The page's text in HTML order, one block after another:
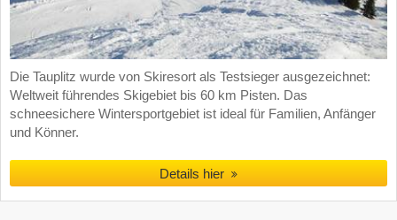
Die Tauplitz wurde von Skiresort als Testsieger ausgezeichnet:
Weltweit führendes Skigebiet bis 60 km Pisten. Das
schneesichere Wintersportgebiet ist ideal für Familien, Anfänger
und Könner.
Details hier